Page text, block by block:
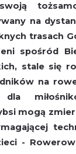
na
trasach
spośród
stale się
na
mogą
-